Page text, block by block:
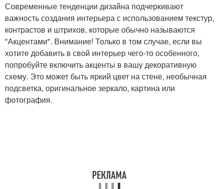
Современные тенденции дизайна подчеркивают
важность создания интерьера с использованием текстур,
контрастов и штрихов, которые обычно называются
"Акцентами". Внимание! Только в том случае, если вы
хотите добавить в свой интерьер чего-то особенного,
попробуйте включить акценты в вашу декоративную
схему. Это может быть яркий цвет на стене, необычная
подсветка, оригинальное зеркало, картина или
фотография.